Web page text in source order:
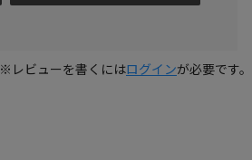
※レビューを書くにはログインが必要です。